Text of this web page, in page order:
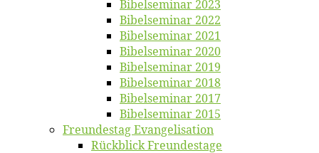
Bi­bel­se­mi­nar 2023
Bi­bel­se­mi­nar 2022
Bi­bel­se­mi­nar 2021
Bi­bel­se­mi­nar 2020
Bi­bel­se­mi­nar 2019
Bi­bel­se­mi­nar 2018
Bibelsemi­nar 2017
Bibelsemi­nar 2015
Freun­des­tag Evangelisation
Rück­blick Freundestage